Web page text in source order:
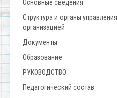
Основные сведения
Структура и органы
организацией
Документы
Образование
РУКОВОДСТВО
Педагогический состав